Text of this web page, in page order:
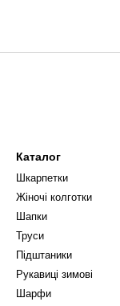
Каталог
Шкарпетки
Жіночі колготки
Шапки
Труси
Підштаники
Рукавиці зимові
Шарфи